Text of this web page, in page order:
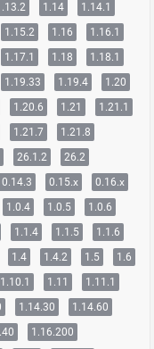
1.14
1.14.1
1.15.2 1.16
1.16.1
1.17.1 1.18
1.18.1
1.19.33 1.19.4
1.20
1.20.6 1.21
1.21.1
1.21.7
1.21.8
26.1.2 26.2
0.14.3 0.15.x
0.16.x
1.0.4 1.0.5
1.0.6
1.1.4 1.1.5
1.1.6
1.4 1.4.2 1.5
1.6
1.10.1 1.11
1.11.1
1.14.30
1.14.60
1.16.200